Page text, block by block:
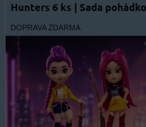
Hunters 6 ks | Sada
DOPRAVA ZDARMA